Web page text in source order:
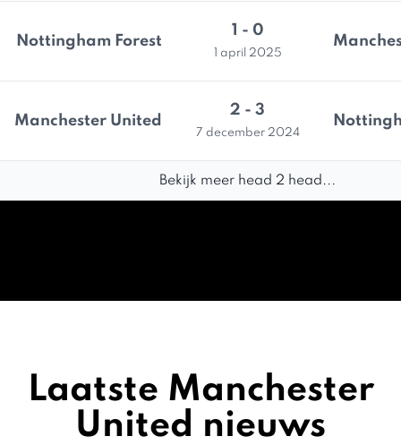
Nottingham Forest
1 - 0
1 april 2025
Manchester United
2 - 3
7 december 2024
Bekijk meer head 2 head...
Laatste Manchester
United nieuws